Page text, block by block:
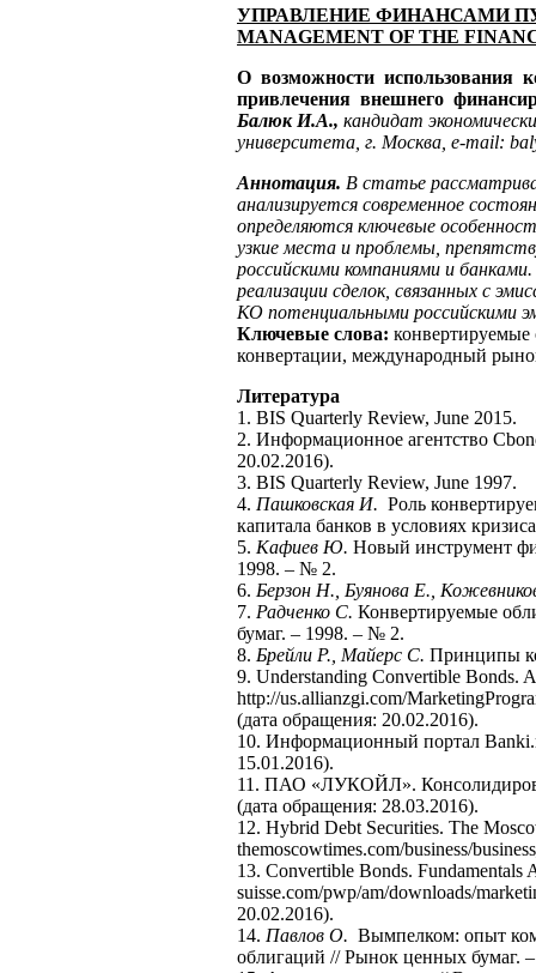
УПРАВЛЕНИЕ ФИНАНСАМИ
MANAGEMENT OF THE
О возможности использования
привлечения внешнего
Балюк И.А., кандидат
университета, г. Москва, e-mail:
Аннотация. В статье
анализируется современное
определяются ключевые
узкие места и проблемы,
российскими компаниями и
реализации сделок, связанных с
КО потенциальными российскими
Ключевые слова:
конвертации, международный
Литература
1. BIS Quarterly Review, June 2015.
2. Информационное агентство
20.02.2016).
3. BIS Quarterly Review, June 1997.
4. Пашковская И. Роль
капитала банков в условиях
5. Кафиев Ю. Новый инструмент
1998. – № 2.
6. Берзон Н., Буянова Е.,
7. Радченко С. Конвертируемые
бумаг. – 1998. – № 2.
8. Брейли Р., Майерс С. Принципы
9. Understanding Convertible Bonds.
http://us.allianzgi.com/
(дата обращения: 20.02.2016).
10. Информационный портал
15.01.2016).
11. ПАО «ЛУКОЙЛ».
(дата обращения: 28.03.2016).
12. Hybrid Debt Securities. The
themoscowtimes.com/business/
13. Convertible Bonds.
suisse.com/pwp/am/downloads/
20.02.2016).
14. Павлов О. Вымпелком: опыт
облигаций // Рынок ценных бумаг.